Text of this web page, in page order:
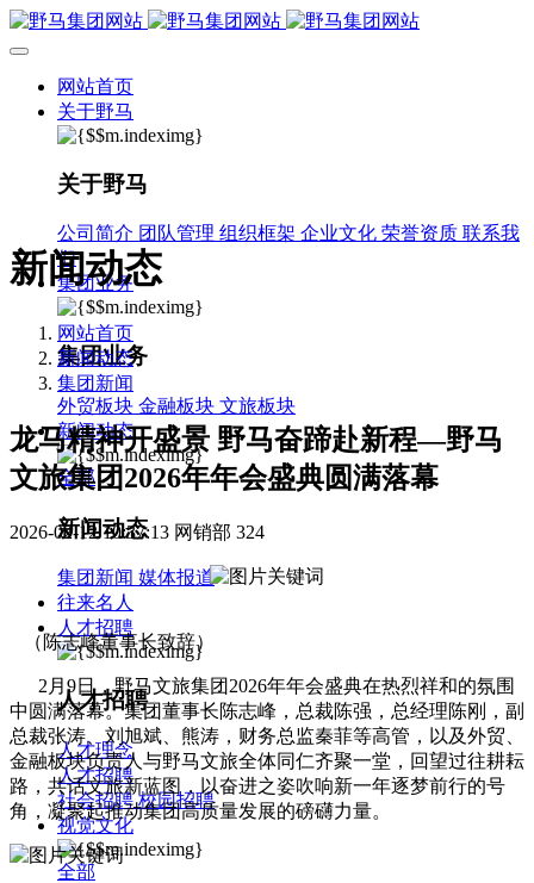
网站首页
关于野马
关于野马
公司简介 团队管理 组织框架 企业文化 荣誉资质 联系我
们
集团业务
集团业务
外贸板块 金融板块 文旅板块
新闻动态
全部
新闻动态
集团新闻 媒体报道
往来名人
人才招聘
人才招聘
人才理念
人才招聘
社会招聘 校园招聘
视觉文化
全部
新闻动态
网站首页
新闻动态
集团新闻
龙马精神开盛景 野马奋蹄赴新程—野马
文旅集团2026年年会盛典圆满落幕
2026-02-12 10:37:13 网销部 324
（陈志峰董事长致辞）
2月9日，野马文旅集团2026年年会盛典在热烈祥和的氛围
中圆满落幕。集团董事长陈志峰，总裁陈强，总经理陈刚，副
总裁张涛、刘旭斌、熊涛，财务总监秦菲等高管，以及外贸、
金融板块负责人与野马文旅全体同仁齐聚一堂，回望过往耕耘
路，共话文旅新蓝图，以奋进之姿吹响新一年逐梦前行的号
角，凝聚起推动集团高质量发展的磅礴力量。